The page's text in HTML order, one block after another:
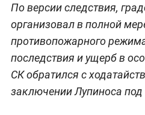
По версии следствия,
организовал в полной
противопожарного
последствия и ущерб в
СК обратился с
заключении Лупиноса под